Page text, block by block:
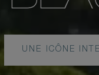
UNE ICÔNE